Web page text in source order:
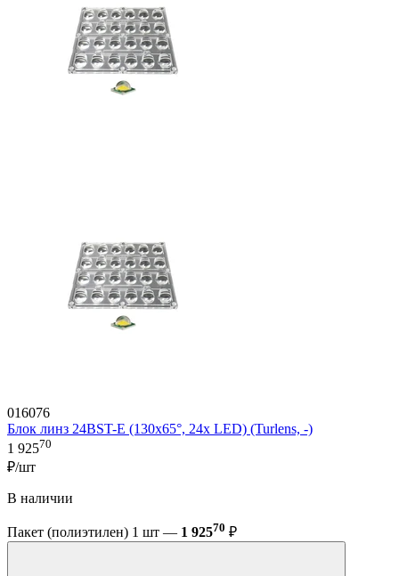
016076
Блок линз 24BST-E (130x65°, 24x LED) (Turlens, -)
1 92570
₽/шт
В наличии
Пакет (полиэтилен) 1 шт — 1 92570 ₽